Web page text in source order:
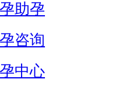
助孕
咨询
中心